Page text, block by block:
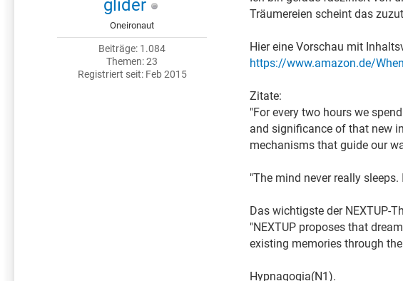
glider
Oneironaut
Beiträge: 1.084
Themen: 23
Registriert seit: Feb 2015
Träumereien scheint das
Hier eine Vorschau mit
https://www.amazon.de/
Zitate:
"For every two hours we
and significance of that new
mechanisms that guide our
"The mind never really sleeps.
Das wichtigste der NEXTUP-
"NEXTUP proposes that
existing memories through
Hypnagogia(N1).